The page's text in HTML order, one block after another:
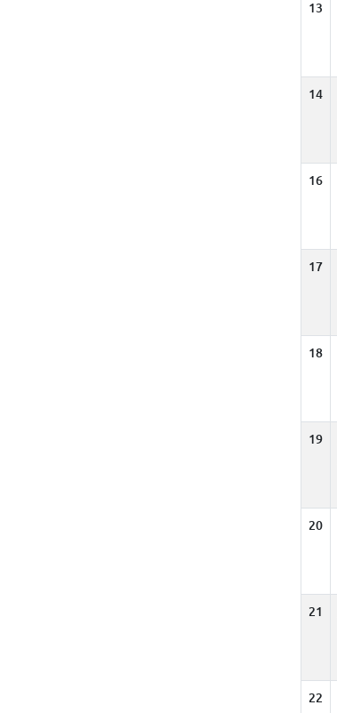
13
14
16
17
18
19
20
21
22